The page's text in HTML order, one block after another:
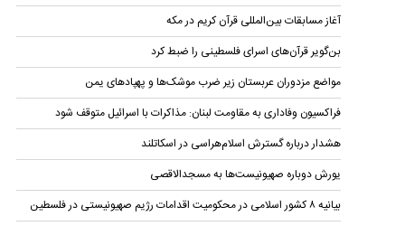
آغاز مسابقات بین‌المللی قرآن کریم در مکه
بن‌گویر قرآن‌های اسرای فلسطینی را ضبط کرد
مواضع مزدوران عربستان زیر ضرب موشک‌ها و پهپادهای یمن
فراکسیون وفاداری به مقاومت لبنان: مذاکرات با اسرائیل متوقف شود
هشدار درباره گسترش اسلام‌هراسی در اسکاتلند
یورش دوباره صهیونیست‌ها به مسجدالاقصی
بیانیه ۸ کشور اسلامی در محکومیت اقدامات رژیم صهیونیستی در فلسطین